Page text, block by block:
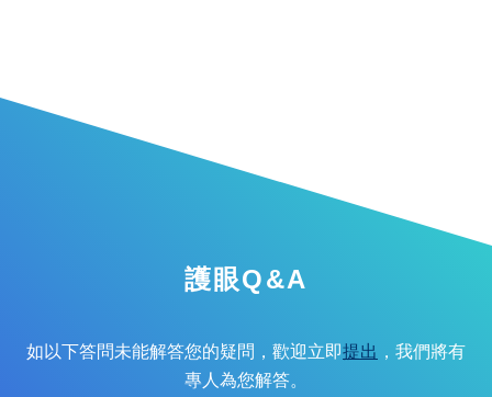
護眼Q&A
如以下答問未能解答您的疑問，歡迎立即提出 ，我們將有
專人為您解答。